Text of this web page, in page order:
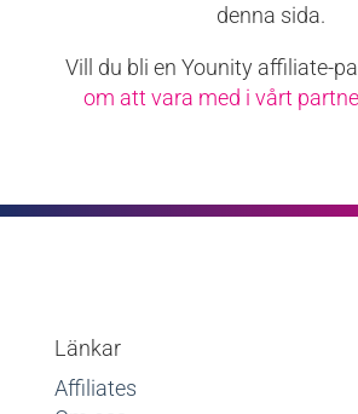
denna sida.
Vill du bli en Younity affiliate-
om att vara med i vårt
Länkar
Affiliates